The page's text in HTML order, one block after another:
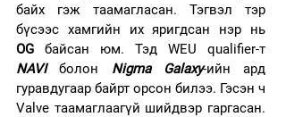
байх гэж таамагласан. Тэгвэл тэр
OG
NAVI
болон Nigma Galaxy-ийн ард
гуравдугаар байрт орсон билээ. Гэсэн ч
Valve таамаглаагүй шийдвэр гаргасан.